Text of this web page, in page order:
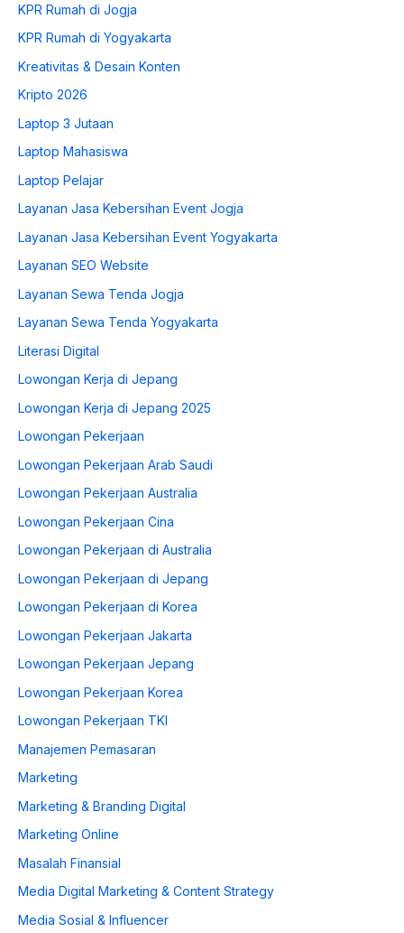
KPR Rumah di Jogja
KPR Rumah di Yogyakarta
Kreativitas & Desain Konten
Kripto 2026
Laptop 3 Jutaan
Laptop Mahasiswa
Laptop Pelajar
Layanan Jasa Kebersihan Event Jogja
Layanan Jasa Kebersihan Event Yogyakarta
Layanan SEO Website
Layanan Sewa Tenda Jogja
Layanan Sewa Tenda Yogyakarta
Literasi Digital
Lowongan Kerja di Jepang
Lowongan Kerja di Jepang 2025
Lowongan Pekerjaan
Lowongan Pekerjaan Arab Saudi
Lowongan Pekerjaan Australia
Lowongan Pekerjaan Cina
Lowongan Pekerjaan di Australia
Lowongan Pekerjaan di Jepang
Lowongan Pekerjaan di Korea
Lowongan Pekerjaan Jakarta
Lowongan Pekerjaan Jepang
Lowongan Pekerjaan Korea
Lowongan Pekerjaan TKI
Manajemen Pemasaran
Marketing
Marketing & Branding Digital
Marketing Online
Masalah Finansial
Media Digital Marketing & Content Strategy
Media Sosial & Influencer